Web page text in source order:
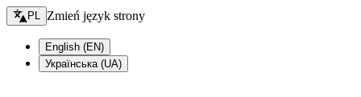
Zmień język - bieżący:
PL Zmień język strony
English (EN)
Українська (UA)